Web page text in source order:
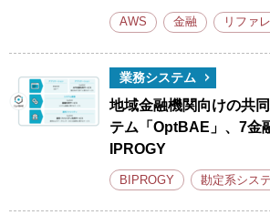
AWS 金融 リファ
業務システム
地域金融機関向けの共
テム「OptBAE」、7金
IPROGY
BIPROGY 勘定系シス